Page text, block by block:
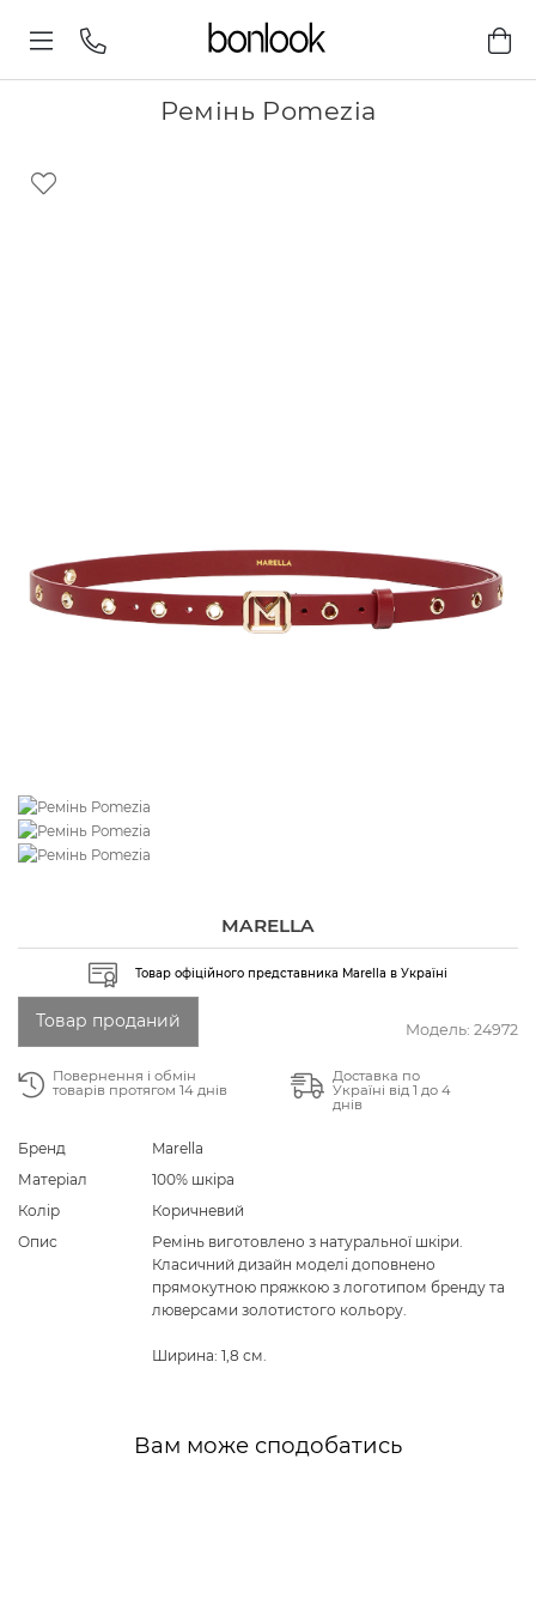
Ремінь Pomezia
MARELLA
Товар офіційного представника Marella в Україні
Модель: 24972
Товар проданий
Повернення і обмін
товарів протягом 14 днів
Доставка по
Україні від 1 до 4
днів
Бренд
Marella
Матеріал
100% шкіра
Колір
Коричневий
Опис
Ремінь виготовлено з натуральної шкіри.
Класичний дизайн моделі доповнено
прямокутною пряжкою з логотипом бренду та
люверсами золотистого кольору.
Ширина: 1,8 см.
Вам може сподобатись